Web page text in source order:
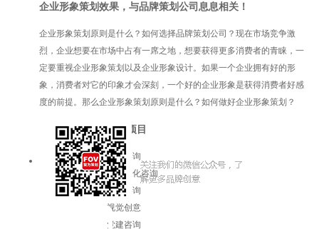
企业形象策划效果，与品牌策划公司息息相关！
企业形象策划原则是什么？如何选择品牌策划公司？现在市场竞争激
烈，企业想要在市场中占有一席之地，想要获得更多消费者的青睐，一
定要重视企业形象策划以及企业形象设计。如果一个企业拥有好的形
象，消费者对它的印象才会深刻，一个好的企业形象是获得消费者好感
度的前提。那么企业形象策划原则是什么？如何做好企业形象策划？
服务项目
品牌咨询
企业文化咨询
增长咨询
视觉创意
党建咨询